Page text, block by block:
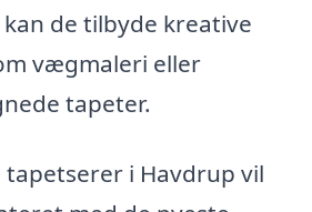
de tilbyde kreative
vægmaleri eller
tapeter.
tapetserer i Havdrup vil